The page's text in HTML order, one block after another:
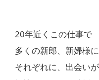
20年近くこの仕事で
多くの新郎、新婦様
それぞれに、出会い